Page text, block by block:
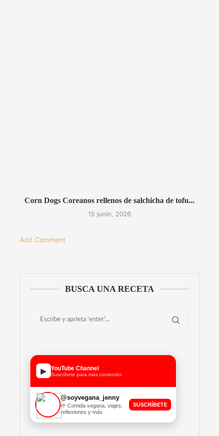
Corn Dogs Coreanos rellenos de salchicha de tofu...
15 junio, 2026
Add Comment
BUSCA UNA RECETA
▶ YouTube Channel
Suscríbete para más contenido
@soyvegana_jenny
🌱 Comida vegana, viajes,
reflexiones y más
SUSCRÍBETE